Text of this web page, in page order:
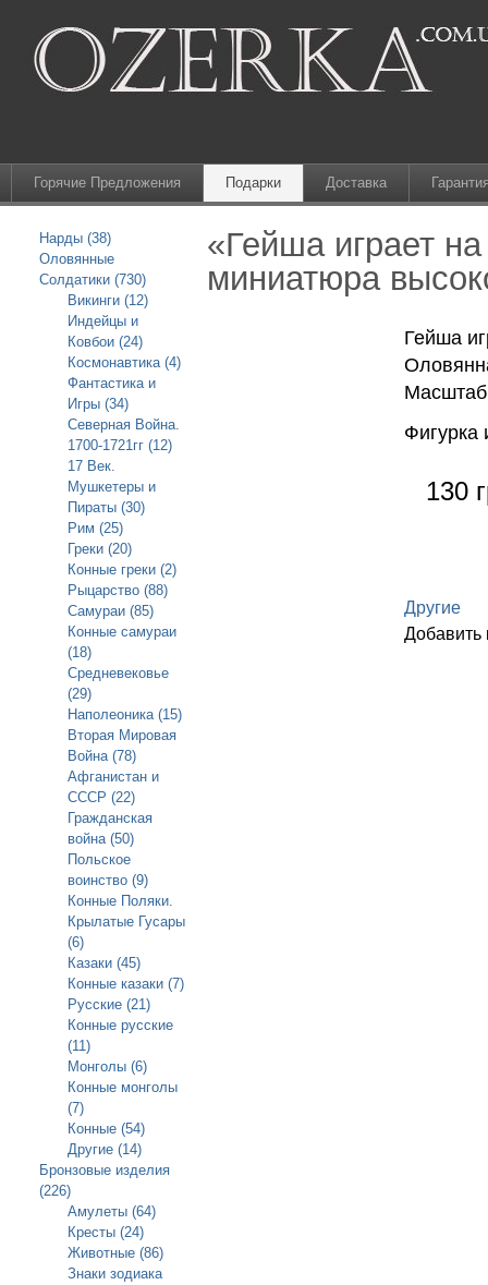
Горячие Предложения Подарки Доставка
Нарды (38)
Оловянные
Солдатики (730)
Викинги (12)
Индейцы и
Ковбои (24)
Космонавтика (4)
Фантастика и
Игры (34)
Северная Война.
1700-1721гг (12)
17 Век.
Мушкетеры и
Пираты (30)
Рим (25)
Греки (20)
Конные греки (2)
Рыцарство (88)
Самураи (85)
Конные самураи
(18)
Средневековье
(29)
Наполеоника (15)
Вторая Мировая
Война (78)
Афганистан и
СССР (22)
Гражданская
война (50)
Польское
воинство (9)
Конные Поляки.
Крылатые Гусары
(6)
Казаки (45)
Конные казаки (7)
Русские (21)
Конные русские
(11)
Монголы (6)
Конные монголы
(7)
Конные (54)
Другие (14)
Бронзовые изделия
(226)
Амулеты (64)
Кресты (24)
Животные (86)
Знаки зодиака
«Гейша играет
миниатюра
Гейша
Фигурка
130
Другие
Добавить